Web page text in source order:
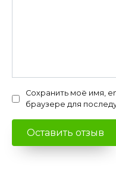
Сохранить моё имя,
браузере для